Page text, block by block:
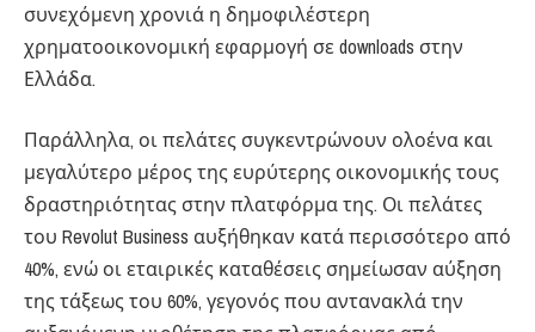
συνεχόμενη χρονιά η δημοφιλέστερη
χρηματοοικονομική εφαρμογή σε downloads στην
Ελλάδα.
Παράλληλα, οι πελάτες συγκεντρώνουν ολοένα και
μεγαλύτερο μέρος της ευρύτερης οικονομικής τους
δραστηριότητας στην πλατφόρμα της. Οι πελάτες
του Revolut Business αυξήθηκαν κατά περισσότερο από
40%, ενώ οι εταιρικές καταθέσεις σημείωσαν αύξηση
της τάξεως του 60%, γεγονός που αντανακλά την